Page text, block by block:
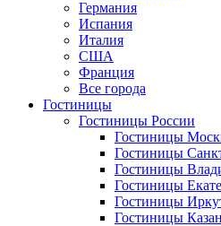
Германия
Испания
Италия
США
Франция
Все города
Гостиницы
Гостиницы России
Гостиницы
Гостиницы
Гостиницы
Гостиницы
Гостиницы
Гостиницы